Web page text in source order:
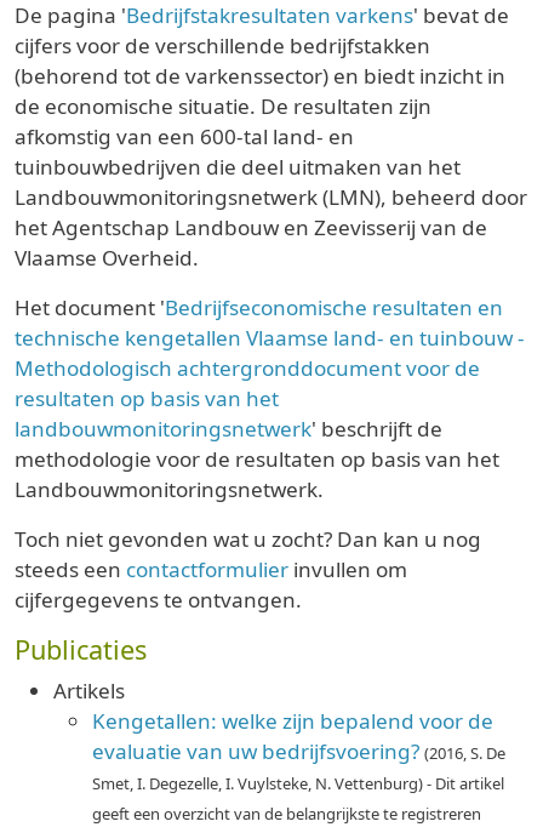
De pagina 'Bedrijfstakresultaten varkens' bevat de
cijfers voor de verschillende bedrijfstakken
(behorend tot de varkenssector) en biedt inzicht in
de economische situatie. De resultaten zijn
afkomstig van een 600-tal land- en
tuinbouwbedrijven die deel uitmaken van het
Landbouwmonitoringsnetwerk (LMN), beheerd door
het Agentschap Landbouw en Zeevisserij van de
Vlaamse Overheid.
Het document 'Bedrijfseconomische resultaten en
technische kengetallen Vlaamse land- en tuinbouw -
Methodologisch achtergronddocument voor de
resultaten op basis van het
landbouwmonitoringsnetwerk' beschrijft de
methodologie voor de resultaten op basis van het
Landbouwmonitoringsnetwerk.
Toch niet gevonden wat u zocht? Dan kan u nog
steeds een contactformulier invullen om
cijfergegevens te ontvangen.
Publicaties
Artikels
Kengetallen: welke zijn bepalend voor de
evaluatie van uw bedrijfsvoering? (2016, S. De
Smet, I. Degezelle, I. Vuylsteke, N. Vettenburg) - Dit artikel
geeft een overzicht van de belangrijkste te registreren